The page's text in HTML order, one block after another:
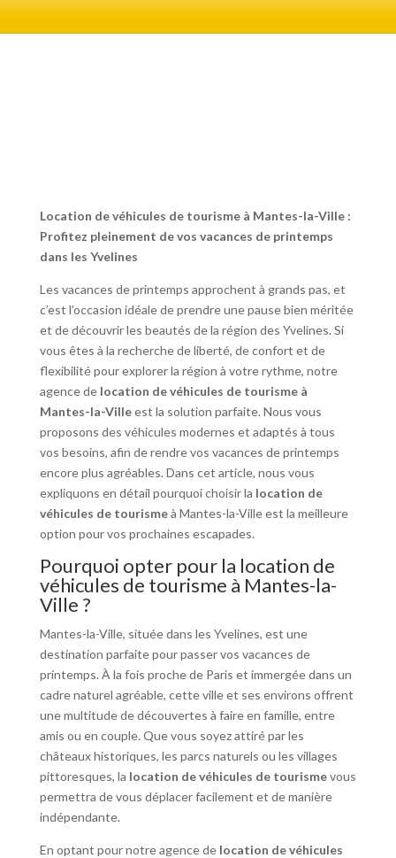
Location de véhicules de tourisme à Mantes-la-Ville :
Profitez pleinement de vos vacances de printemps
dans les Yvelines
Les vacances de printemps approchent à grands pas, et
c’est l’occasion idéale de prendre une pause bien méritée
et de découvrir les beautés de la région des Yvelines. Si
vous êtes à la recherche de liberté, de confort et de
flexibilité pour explorer la région à votre rythme, notre
agence de location de véhicules de tourisme à
Mantes-la-Villeest la solution parfaite. Nous vous
proposons des véhicules modernes et adaptés à tous
vos besoins, afin de rendre vos vacances de printemps
encore plus agréables. Dans cet article, nous vous
expliquons en détail pourquoi choisir la location de
véhicules de tourismeà Mantes-la-Ville est la meilleure
option pour vos prochaines escapades.
Pourquoi opter pour la location de
véhicules de tourisme à Mantes-la-
Ville ?
Mantes-la-Ville, située dans les Yvelines, est une
destination parfaite pour passer vos vacances de
printemps. À la fois proche de Paris et immergée dans un
cadre naturel agréable, cette ville et ses environs offrent
une multitude de découvertes à faire en famille, entre
amis ou en couple. Que vous soyez attiré par les
châteaux historiques, les parcs naturels ou les villages
pittoresques, la location de véhicules de tourismevous
permettra de vous déplacer facilement et de manière
indépendante.
En optant pour notre agence de location de véhicules